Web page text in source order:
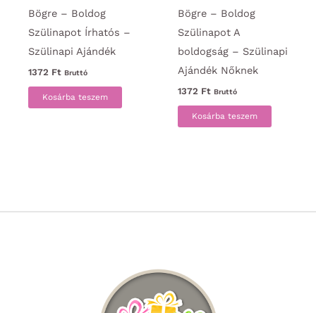
Bögre – Boldog
Szülinapot Írhatós –
Szülinapi Ajándék
1372 Ft Bruttó
Kosárba teszem
Bögre – Boldog
Szülinapot A
boldogság – Szülinapi
Ajándék Nőknek
1372 Ft Bruttó
Kosárba teszem